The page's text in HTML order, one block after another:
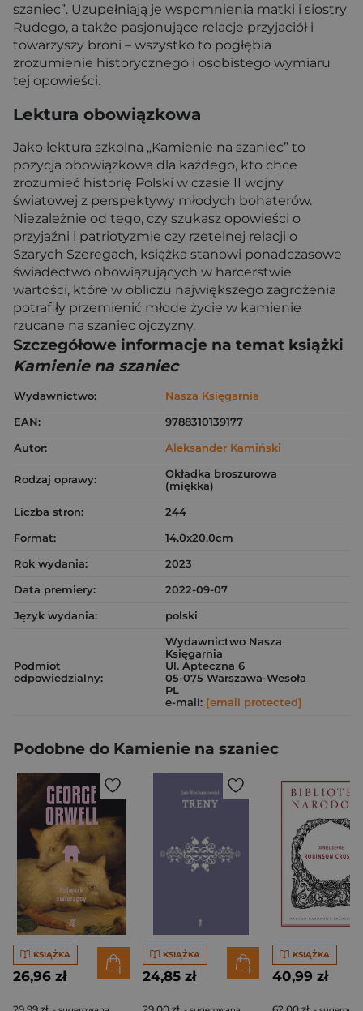
szaniec”. Uzupełniają je wspomnienia matki i siostry
Rudego, a także pasjonujące relacje przyjaciół i
towarzyszy broni – wszystko to pogłębia
zrozumienie historycznego i osobistego wymiaru
tej opowieści.
Lektura obowiązkowa
Jako lektura szkolna „Kamienie na szaniec” to
pozycja obowiązkowa dla każdego, kto chce
zrozumieć historię Polski w czasie II wojny
światowej z perspektywy młodych bohaterów.
Niezależnie od tego, czy szukasz opowieści o
przyjaźni i patriotyzmie czy rzetelnej relacji o
Szarych Szeregach, książka stanowi ponadczasowe
świadectwo obowiązujących w harcerstwie
wartości, które w obliczu największego zagrożenia
potrafiły przemienić młode życie w kamienie
rzucane na szaniec ojczyzny.
Szczegółowe informacje na temat książki
Kamienie na szaniec
Wydawnictwo:
Nasza Księgarnia
EAN:
9788310139177
Autor:
Aleksander Kamiński
Rodzaj oprawy:
Okładka broszurowa
(miękka)
Liczba stron:
244
Format:
14.0x20.0cm
Rok wydania:
2023
Data premiery:
2022-09-07
Język wydania:
polski
Podmiot
odpowiedzialny:
Wydawnictwo Nasza
Księgarnia
Ul. Apteczna 6
05-075 Warszawa-Wesoła
PL
e-mail: [email protected]
Podobne do Kamienie na szaniec
KSIĄŻKA
26,96 zł
KSIĄŻKA
24,85 zł
KSIĄŻKA
40,99 zł